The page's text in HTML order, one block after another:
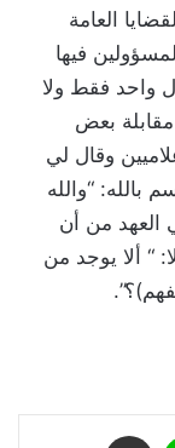
العامة
فيها
واحد فقط ولا
بعض
وقال لي
بالله: “والله
العهد من أن
“ ألا يوجد من
لاين